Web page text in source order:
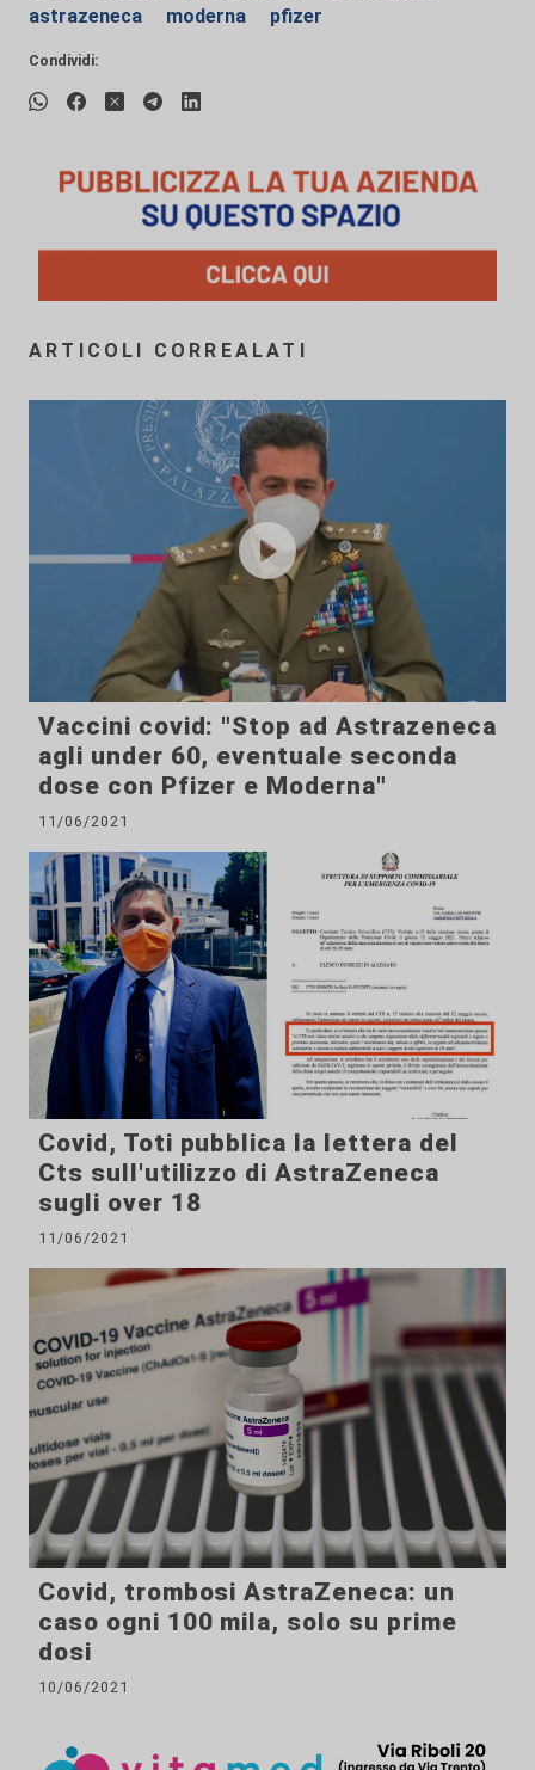
astrazeneca
moderna pfizer
Condividi:
ARTICOLI CORREALATI
Vaccini covid: "Stop ad Astrazeneca
agli under 60, eventuale seconda
dose con Pfizer e Moderna"
11/06/2021
Covid, Toti pubblica la lettera del
Cts sull'utilizzo di AstraZeneca
sugli over 18
11/06/2021
Covid, trombosi AstraZeneca: un
caso ogni 100 mila, solo su prime
dosi
10/06/2021